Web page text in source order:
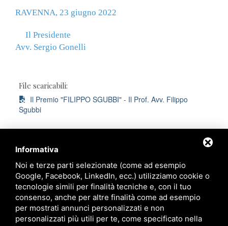
RAVENNA, 23 giugno 2022
Il Presidente
Avv. Sergio Gonelli
File scaricabili:
Il Premio "FILIPPO SGUBBI" - Il Prof. Avv. Filippo
Sgubbi
Ordine degli Avvocati di Ravenna
Palazzo di Giustizia
Viale Giovanni Falcone, 67
Ravenna - 48124
Informativa
Noi e terze parti selezionate (come ad esempio
Google, Facebook, LinkedIn, ecc.) utilizziamo cookie o
tecnologie simili per finalità tecniche e, con il tuo
consenso, anche per altre finalità come ad esempio
per mostrati annunci personalizzati e non
personalizzati più utili per te, come specificato nella